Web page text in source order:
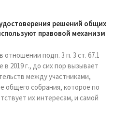
решений общих
правовой механизм
подп. 3 п. 3 ст. 67.1
2019 г., до сих пор вызывает
между участниками,
собрания, которое по
их интересам, и самой